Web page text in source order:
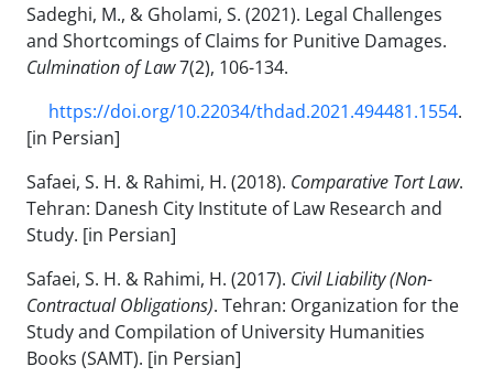
Sadeghi, M., & Gholami, S. (2021). Legal Challenges
and Shortcomings of Claims for Punitive Damages.
Culmination of Law7(2), 106-134.
https://doi.org/10.22034/thdad.2021.494481.1554.
[in Persian]
Safaei, S. H. & Rahimi, H. (2018). Comparative Tort Law.
Tehran: Danesh City Institute of Law Research and
Study. [in Persian]
Safaei, S. H. & Rahimi, H. (2017). Civil Liability (Non-
Contractual Obligations). Tehran: Organization for the
Study and Compilation of University Humanities
Books (SAMT). [in Persian]